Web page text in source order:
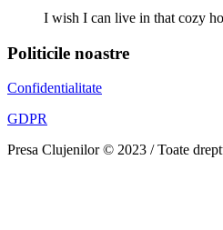
I wish I can live in that cozy
Politicile noastre
Confidentialitate
GDPR
Presa Clujenilor © 2023 / Toate